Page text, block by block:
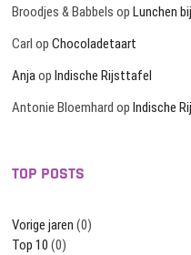
Broodjes & Babbels opLunchen
Carl opChocoladetaart
AnjaopIndische Rijsttafel
Antonie Bloemhard opIndische
TOP POSTS
Vorige jaren (0)
Top 10 (0)